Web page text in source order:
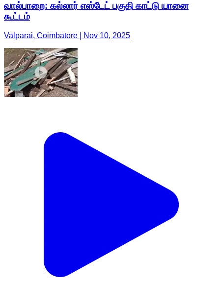
வால்பாறை: கல்லார் எஸ்டேட் பகுதி காட்டு யானை
கூட்டம்
Valparai, Coimbatore | Nov 10, 2025